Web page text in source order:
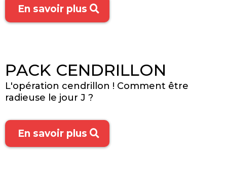
En savoir plus
PACK CENDRILLON
L'opération cendrillon ! Comment être
radieuse le jour J ?
En savoir plus